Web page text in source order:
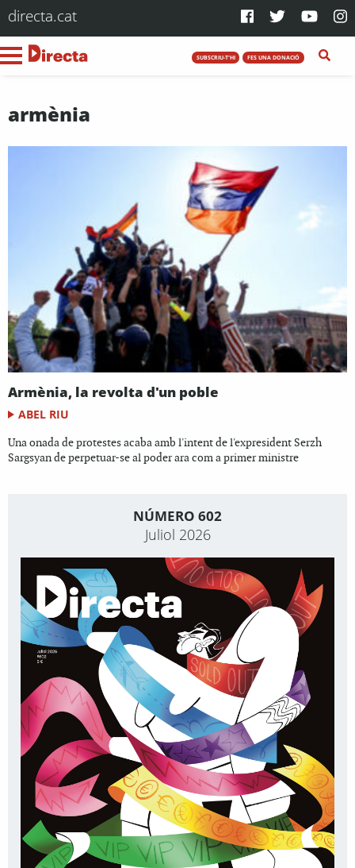
directa.cat
SUBSCRIU-T'HI FES UNA DONACIÓ
armènia
Armènia, la revolta d'un poble
ABEL RIU
Una onada de protestes acaba amb l'intent de l'expresident Serzh
Sargsyan de perpetuar-se al poder ara com a primer ministre
NÚMERO 602
Juliol 2026